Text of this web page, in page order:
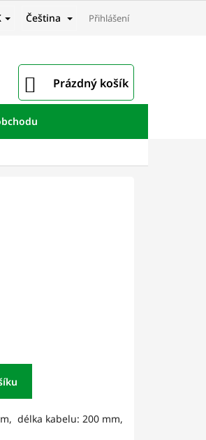
Čeština Přihlášení
NÁKUPNÍ
KOŠÍK
Prázdný košík
délka kabelu: 200 mm,